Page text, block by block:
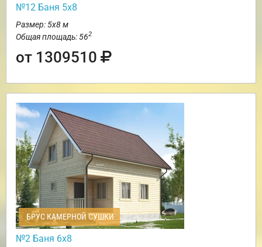
№12 Баня 5х8
Размер: 5х8 м
Общая площадь: 562
от 1309510
БРУС КАМЕРНОЙ СУШКИ
№2 Баня 6х8